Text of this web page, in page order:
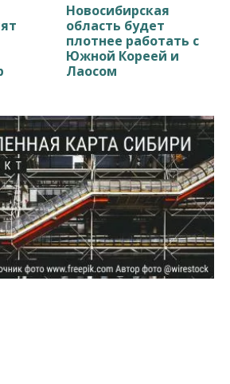
Новосибирская
область будет
плотнее работать с
Южной Кореей и
Лаосом